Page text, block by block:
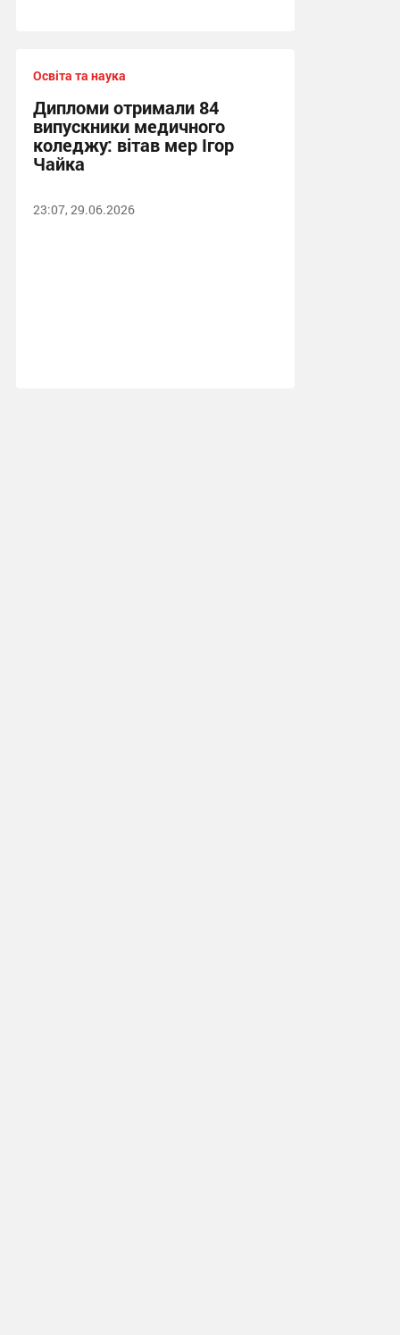
Освіта та наука
Дипломи отримали 84
випускники медичного
коледжу: вітав мер Ігор
Чайка
23:07, 29.06.2026